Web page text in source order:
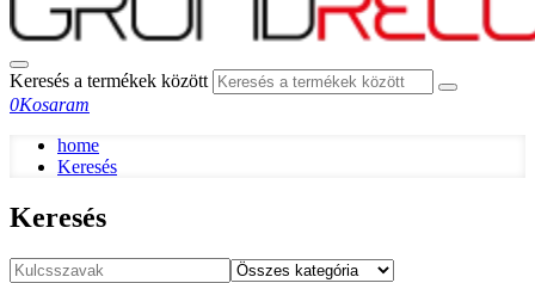
Keresés a termékek között
0Kosaram
home
Keresés
Keresés